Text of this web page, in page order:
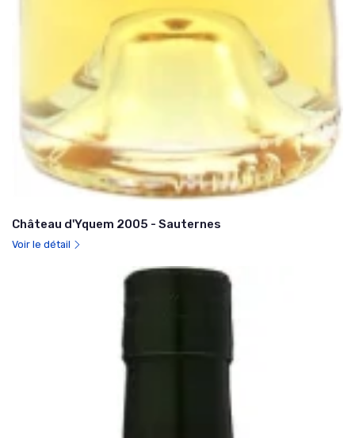
Château d'Yquem 2005 - Sauternes
Voir le détail